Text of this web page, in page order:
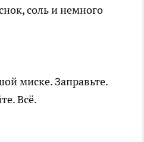
соль и немного
миске. Заправьте.
Всё.